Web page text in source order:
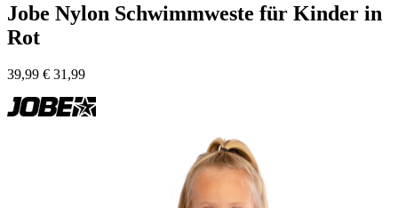
Jobe Nylon Schwimmweste für Kinder in
Rot
39,99 € 31,99